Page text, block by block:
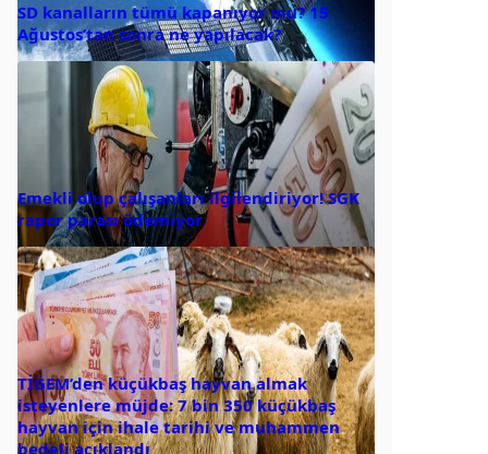
SD kanalların tümü kapanıyor mu? 15
Ağustos’tan sonra ne yapılacak?
Emekli olup çalışanları ilgilendiriyor! SGK
rapor parası ödemiyor
TİGEM’den küçükbaş hayvan almak
isteyenlere müjde: 7 bin 350 küçükbaş
hayvan için ihale tarihi ve muhammen
bedeli açıklandı